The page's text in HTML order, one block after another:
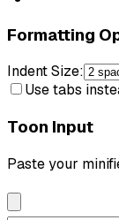
Formatting
Indent Size:
Use tabs
Toon Input
Paste your